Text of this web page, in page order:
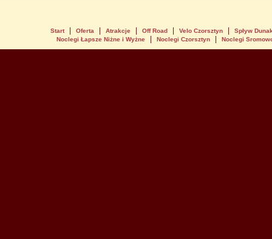
Start Oferta Atrakcje Off Road Velo Czorsztyn
Spływ
Noclegi Łapsze Niżne i Wyżne
Noclegi Czorsztyn Noclegi